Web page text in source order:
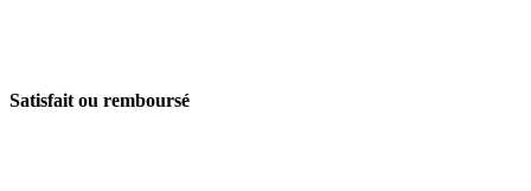
Satisfait ou remboursé